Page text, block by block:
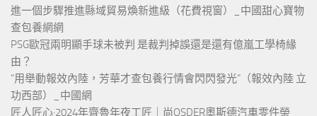
進一個步驟推進縣域貿易煥新進級（花費視窗）_中國甜心寶物
查包養網網
PSG歐冠兩明顯手球未被判 是裁判掉誤還是還有億嵐工學椅緣
由？
“用舉動報效內陸，芳華才查包養行情會閃閃發光”（報效內陸 立
功西部）_中國網
匠人匠心·2024年齊魯年夜工匠｜尚OSDER奧斯德汽車零件榮